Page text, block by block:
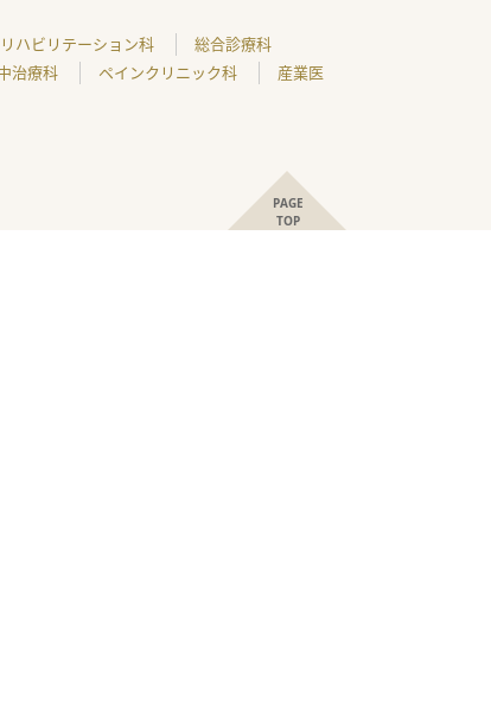
リハビリテーション科
総合診療科
治療科 ペインクリニック科
産業医
PAGE
TOP